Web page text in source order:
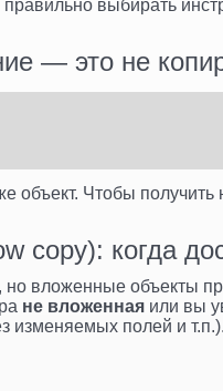
выбирать
— это не
объект. Чтобы
copy): когда
но вложенные объекты
не вложенная или вы
изменяемых полей и т.п.).